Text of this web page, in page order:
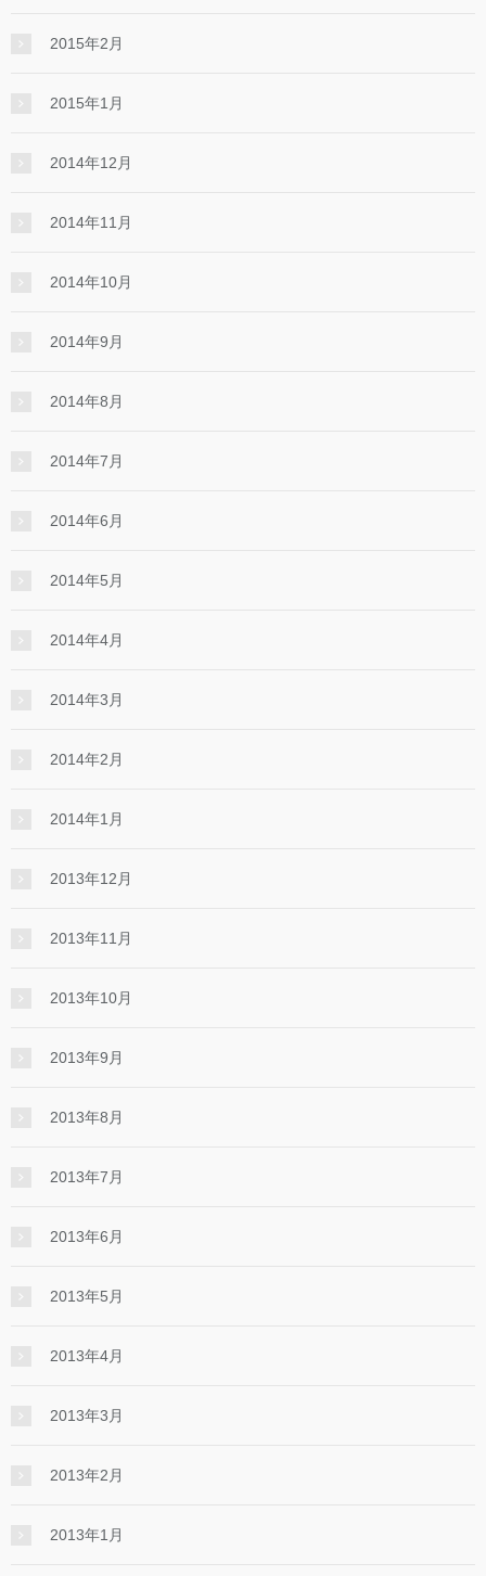
2015年2月
2015年1月
2014年12月
2014年11月
2014年10月
2014年9月
2014年8月
2014年7月
2014年6月
2014年5月
2014年4月
2014年3月
2014年2月
2014年1月
2013年12月
2013年11月
2013年10月
2013年9月
2013年8月
2013年7月
2013年6月
2013年5月
2013年4月
2013年3月
2013年2月
2013年1月